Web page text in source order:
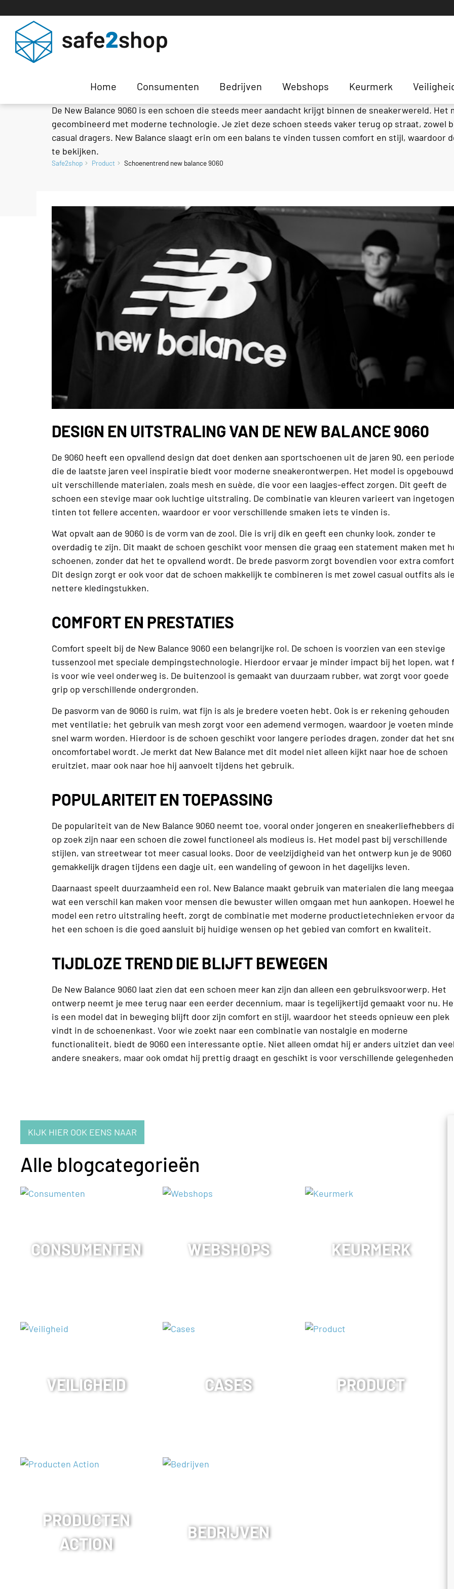
Home Consumenten Bedrijven Webshops Keurmerk
Schoenentrend New Balance 9060
De New Balance 9060 is een schoen die steeds meer aandacht krijgt binnen de sneakerwereld.
gecombineerd met moderne technologie. Je ziet deze schoen steeds vaker terug op straat, zowel
casual dragers. New Balance slaagt erin om een balans te vinden tussen comfort en stijl, waardoor
te bekijken.
Safe2shop Product Schoenentrend new balance 9060
DESIGN EN UITSTRALING VAN DE NEW BALANCE 9060
De 9060 heeft een opvallend design dat doet denken aan sportschoenen uit de jaren 90, een periode
die de laatste jaren veel inspiratie biedt voor moderne sneakerontwerpen. Het model is opgebouwd
uit verschillende materialen, zoals mesh en suède, die voor een laagjes-effect zorgen. Dit geeft de
schoen een stevige maar ook luchtige uitstraling. De combinatie van kleuren varieert van ingetogen
tinten tot fellere accenten, waardoor er voor verschillende smaken iets te vinden is.
Wat opvalt aan de 9060 is de vorm van de zool. Die is vrij dik en geeft een chunky look, zonder te
overdadig te zijn. Dit maakt de schoen geschikt voor mensen die graag een statement maken met
schoenen, zonder dat het te opvallend wordt. De brede pasvorm zorgt bovendien voor extra
Dit design zorgt er ook voor dat de schoen makkelijk te combineren is met zowel casual outfits als
nettere kledingstukken.
COMFORT EN PRESTATIES
Comfort speelt bij de New Balance 9060 een belangrijke rol. De schoen is voorzien van een stevige
tussenzool met speciale dempingstechnologie. Hierdoor ervaar je minder impact bij het lopen, wat
is voor wie veel onderweg is. De buitenzool is gemaakt van duurzaam rubber, wat zorgt voor goede
grip op verschillende ondergronden.
De pasvorm van de 9060 is ruim, wat fijn is als je bredere voeten hebt. Ook is er rekening gehouden
met ventilatie; het gebruik van mesh zorgt voor een ademend vermogen, waardoor je voeten
snel warm worden. Hierdoor is de schoen geschikt voor langere periodes dragen, zonder dat het
oncomfortabel wordt. Je merkt dat New Balance met dit model niet alleen kijkt naar hoe de schoen
eruitziet, maar ook naar hoe hij aanvoelt tijdens het gebruik.
POPULARITEIT EN TOEPASSING
De populariteit van de New Balance 9060 neemt toe, vooral onder jongeren en sneakerliefhebbers
op zoek zijn naar een schoen die zowel functioneel als modieus is. Het model past bij verschillende
stijlen, van streetwear tot meer casual looks. Door de veelzijdigheid van het ontwerp kun je de 9060
gemakkelijk dragen tijdens een dagje uit, een wandeling of gewoon in het dagelijks leven.
Daarnaast speelt duurzaamheid een rol. New Balance maakt gebruik van materialen die lang
wat een verschil kan maken voor mensen die bewuster willen omgaan met hun aankopen. Hoewel
model een retro uitstraling heeft, zorgt de combinatie met moderne productietechnieken ervoor
het een schoen is die goed aansluit bij huidige wensen op het gebied van comfort en kwaliteit.
TIJDLOZE TREND DIE BLIJFT BEWEGEN
De New Balance 9060 laat zien dat een schoen meer kan zijn dan alleen een gebruiksvoorwerp. Het
ontwerp neemt je mee terug naar een eerder decennium, maar is tegelijkertijd gemaakt voor nu.
is een model dat in beweging blijft door zijn comfort en stijl, waardoor het steeds opnieuw een plek
vindt in de schoenenkast. Voor wie zoekt naar een combinatie van nostalgie en moderne
functionaliteit, biedt de 9060 een interessante optie. Niet alleen omdat hij er anders uitziet dan veel
andere sneakers, maar ook omdat hij prettig draagt en geschikt is voor verschillende
KIJK HIER OOK EENS NAAR
Alle blogcategorieën
CONSUMENTEN WEBSHOPS KEURMERK
VEILIGHEID CASES PRODUCT
PRODUCTEN
ACTION
BEDRIJVEN